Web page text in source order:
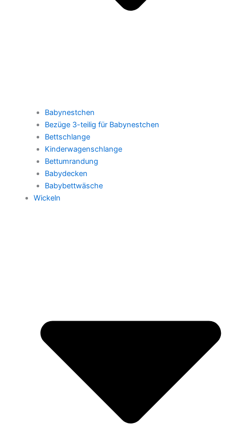
Babynestchen
Bezüge 3-teilig für Babynestchen
Bettschlange
Kinderwagenschlange
Bettumrandung
Babydecken
Babybettwäsche
Wickeln